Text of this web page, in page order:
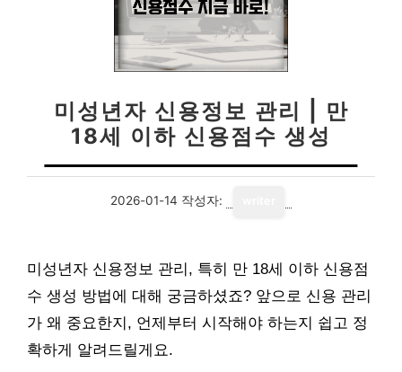
미성년자 신용정보 관리 | 만
18세 이하 신용점수 생성
2026-01-14 작성자:
미성년자 신용정보 관리, 특히 만 18세 이하 신용점
수 생성 방법에 대해 궁금하셨죠? 앞으로 신용 관리
가 왜 중요한지, 언제부터 시작해야 하는지 쉽고 정
확하게 알려드릴게요.